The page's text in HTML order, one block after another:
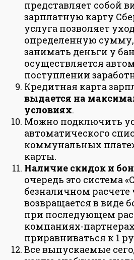
представляет собой
зарплатную карту
услуга позволяет
определенную сумму,
занимать деньги у
осуществляется
поступлении
Кредитная карта
выдается на
условиях.
Можно подключить
автоматического
коммунальных
карты.
Наличие скидок и
очередь это система
безналичном
возвращается в виде
при последующем
компаниях-
приравниваться к 1
Все выпускаемые